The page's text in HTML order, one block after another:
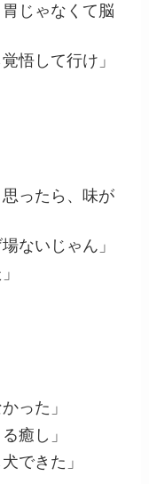
じゃなくて脳
悟して行け」
思ったら、味が
ないじゃん」
った」
癒し」
できた」